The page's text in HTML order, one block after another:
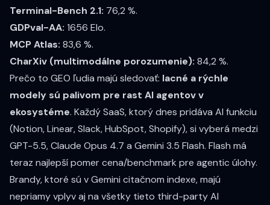
Terminal-Bench 2.1: 76,2 %.
GDPval-AA: 1656 Elo.
MCP Atlas: 83,6 %.
CharXiv (multimodálne porozumenie): 84,2 %.
Prečo to GEO ľudia majú sledovať: lacné a rýchle
modely sú palivom pre rast AI agentov v
ekosystéme. Každý SaaS, ktorý dnes pridáva AI funkciu
(Notion, Linear, Slack, HubSpot, Shopify), si vyberá medzi
GPT-5.5, Claude Opus 4.7 a Gemini 3.5 Flash. Flash má
teraz najlepší pomer cena/benchmark pre agentic úlohy.
Brandy, ktoré sú v Gemini citačnom indexe, majú
nepriamy vplyv aj na všetky tieto third-party AI